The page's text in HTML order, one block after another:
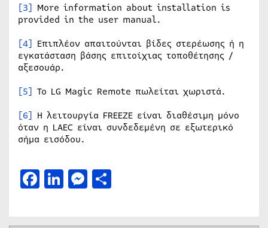
[3] More information about installation is
provided in the user manual.
[4] Επιπλέον απαιτούνται βίδες στερέωσης ή η
εγκατάσταση βάσης επιτοίχιας τοποθέτησης /
αξεσουάρ.
[5] Το LG Magic Remote πωλείται χωριστά.
[6] Η λειτουργία FREEZE είναι διαθέσιμη μόνο
όταν η LAEC είναι συνδεδεμένη σε εξωτερικό
σήμα εισόδου.
Facebook
LinkedIn
Messenger